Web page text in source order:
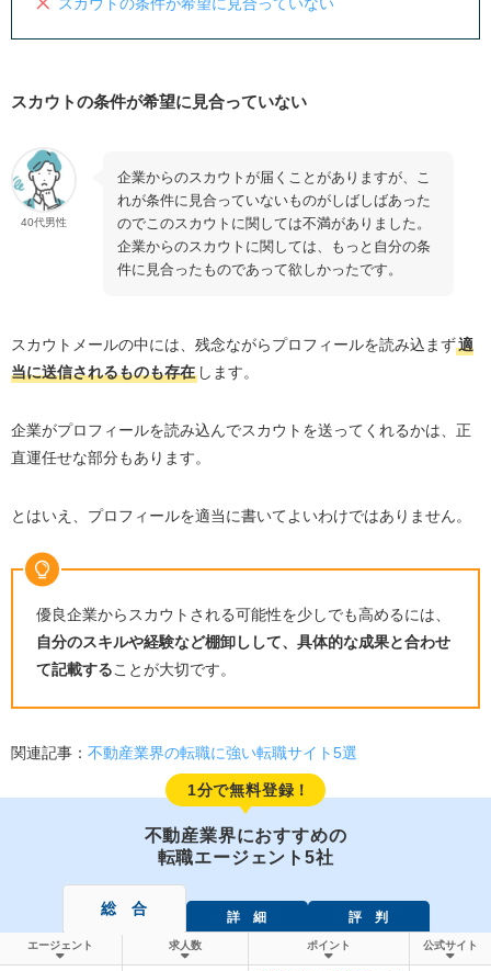
スカウトの条件が希望に見合っていない
40代男性
企業からのスカウトが届くことがありますが、こ
れが条件に見合っていないものがしばしばあった
のでこのスカウトに関しては不満がありました。
企業からのスカウトに関しては、もっと自分の条
件に見合ったものであって欲しかったです。
スカウトメールの中には、残念ながらプロフィールを読み込まず適
当に送信されるものも存在します。
企業がプロフィールを読み込んでスカウトを送ってくれるかは、正
直運任せな部分もあります。
とはいえ、プロフィールを適当に書いてよいわけではありません。
優良企業からスカウトされる可能性を少しでも高めるには、
自分のスキルや経験など棚卸しして、具体的な成果と合わせ
て記載することが大切です。
関連記事： 不動産業界の転職に強い転職サイト5選
1分で無料登録！
不動産業界におすすめの
転職エージェント5社
総 合 詳 細 評 判
エージェント 求人数 ポイント 公式サイト